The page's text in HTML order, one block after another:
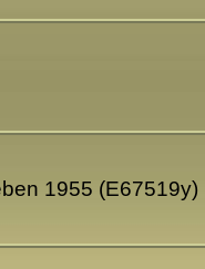
1955 (E67519y)